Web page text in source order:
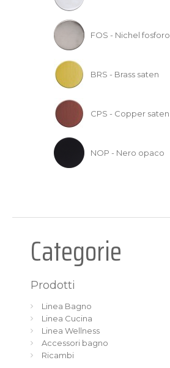
FOS - Nichel fosforo
BRS - Brass saten
CPS - Copper saten
NOP - Nero opaco
Categorie
Prodotti
Linea Bagno
Linea Cucina
Linea Wellness
Accessori bagno
Ricambi